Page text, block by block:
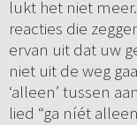
lukt het niet
reacties die
ervan uit dat uw
niet uit de weg
‘alleen’ tussen
lied “ga níét